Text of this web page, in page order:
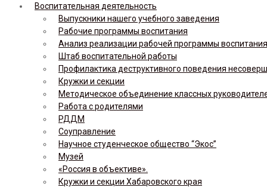
Воспитательная деятельность
Выпускники нашего учебного заведения
Рабочие программы воспитания
Анализ реализации рабочей программы
Штаб воспитательной работы
Профилактика деструктивного поведения
Кружки и секции
Методическое объединение классных
Работа с родителями
РДДМ
Соуправление
Научное студенческое общество “Экос”
Музей
«Россия в объективе».
Кружки и секции Хабаровского края